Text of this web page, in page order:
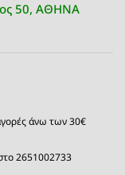
50, ΑΘΗΝΑ
άνω των 30€
2651002733